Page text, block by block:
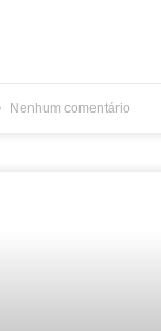
Nenhum comentário